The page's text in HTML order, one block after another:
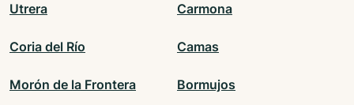
Utrera Carmona
Coria del Río Camas
Morón de la Frontera Bormujos